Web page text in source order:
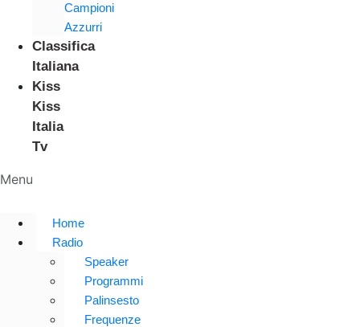
Campioni
Azzurri
Classifica
Italiana
Kiss
Kiss
Italia
Tv
Menu
Home
Radio
Speaker
Programmi
Palinsesto
Frequenze